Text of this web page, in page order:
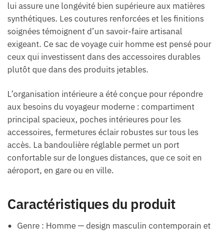
lui assure une longévité bien supérieure aux matières
synthétiques. Les coutures renforcées et les finitions
soignées témoignent d’un savoir-faire artisanal
exigeant. Ce sac de voyage cuir homme est pensé pour
ceux qui investissent dans des accessoires durables
plutôt que dans des produits jetables.
L’organisation intérieure a été conçue pour répondre
aux besoins du voyageur moderne : compartiment
principal spacieux, poches intérieures pour les
accessoires, fermetures éclair robustes sur tous les
accès. La bandoulière réglable permet un port
confortable sur de longues distances, que ce soit en
aéroport, en gare ou en ville.
Caractéristiques du produit
Genre : Homme — design masculin contemporain et